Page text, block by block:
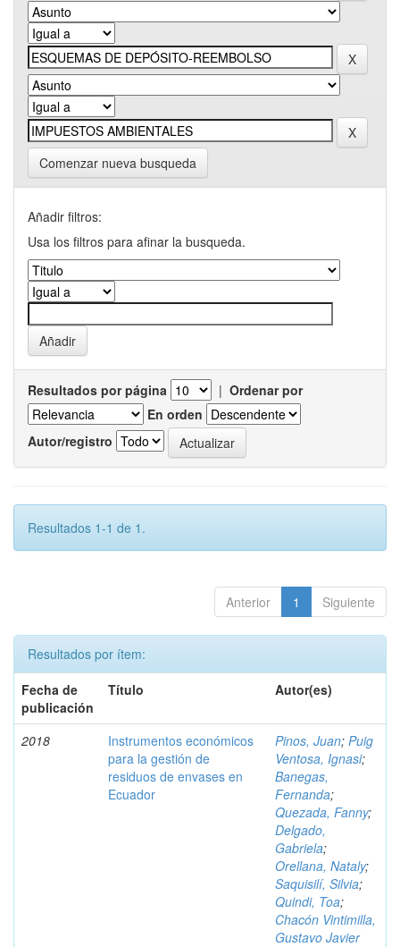
Comenzar nueva busqueda
Añadir filtros:
Usa los filtros para afinar la busqueda.
Resultados por página | Ordenar por
En orden
Autor/registro
Resultados 1-1 de 1.
Anterior 1 Siguiente
Resultados por ítem:
Fecha de
publicación
Título Autor(es)
2018
Instrumentos económicos
para la gestión de
residuos de envases en
Ecuador
Pinos, Juan; Puig
Ventosa, Ignasi;
Banegas,
Fernanda;
Quezada, Fanny;
Delgado,
Gabriela;
Orellana, Nataly;
Saquisilí, Silvia;
Quindi, Toa;
Chacón Vintimilla,
Gustavo Javier